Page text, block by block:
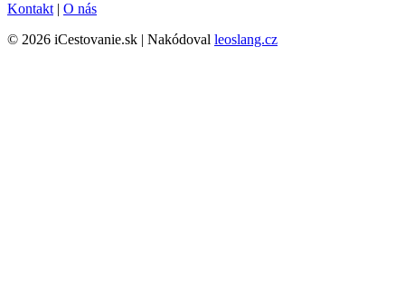
Kontakt | O nás
© 2026 iCestovanie.sk | Nakódoval leoslang.cz